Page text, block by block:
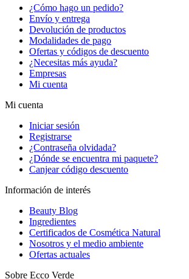
¿Cómo hago un pedido?
Envío y entrega
Devolución de productos
Modalidades de pago
Ofertas y códigos de descuento
¿Necesitas más ayuda?
Empresas
Mi cuenta
Mi cuenta
Iniciar sesión
Registrarse
¿Contraseña olvidada?
¿Dónde se encuentra mi paquete?
Canjear código descuento
Información de interés
Beauty Blog
Ingredientes
Certificados de Cosmética Natural
Nosotros y el medio ambiente
Ofertas actuales
Sobre Ecco Verde